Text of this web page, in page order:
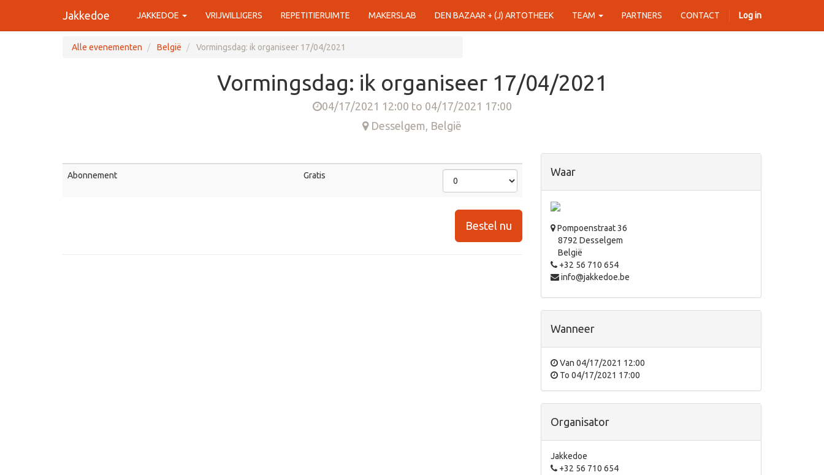
Jakkedoe JAKKEDOE VRIJWILLIGERS REPETITIERUIMTE MAKERSLAB DEN BAZAAR + (J) ARTOTHEEK TEAM PARTNERS CONTACT Log in
Alle evenementen België Vormingsdag: ik organiseer 17/04/2021
Vormingsdag: ik organiseer 17/04/2021
04/17/2021 12:00 to 04/17/2021 17:00
Desselgem, België
Abonnement Gratis
Bestel nu
Waar
Pompoenstraat 36
8792 Desselgem
België
+32 56 710 654
info@jakkedoe.be
Wanneer
Van 04/17/2021 12:00
To 04/17/2021 17:00
Organisator
Jakkedoe
+32 56 710 654